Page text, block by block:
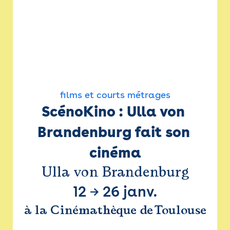
films et courts métrages
ScénoKino : Ulla von
Brandenburg fait son
cinéma
Ulla von Brandenburg
12 → 26 janv.
à la Cinémathèque de Toulouse